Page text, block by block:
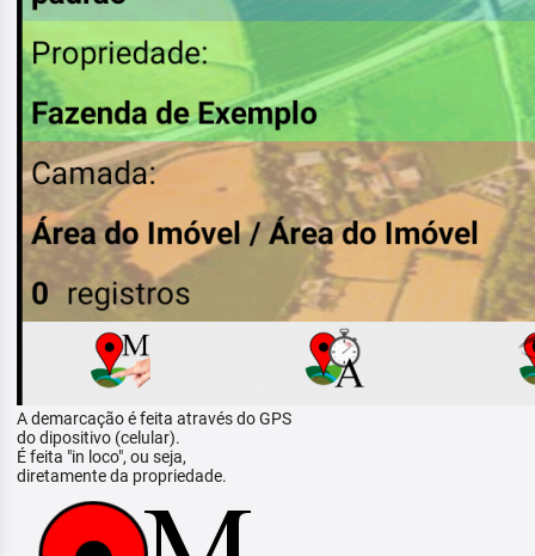
A demarcação é feita através do GPS
do dipositivo (celular).
É feita "in loco", ou seja,
diretamente da propriedade.